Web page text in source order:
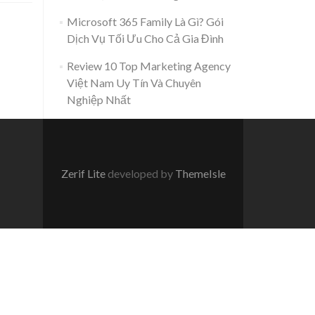
Microsoft 365 Family Là Gì? Gói
Dịch Vụ Tối Ưu Cho Cả Gia Đình
Review 10 Top Marketing Agency
Việt Nam Uy Tín Và Chuyên
Nghiệp Nhất
Zerif Lite developed by ThemeIsle